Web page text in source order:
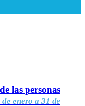
las personas
de enero a 31 de